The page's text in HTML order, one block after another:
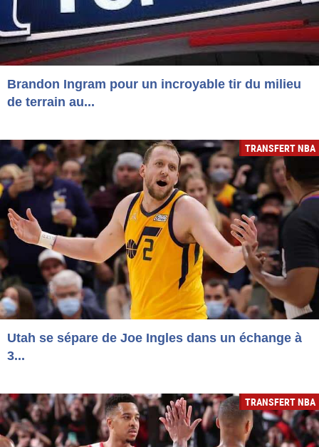
Brandon Ingram pour un incroyable tir du milieu
de terrain au...
TRANSFERT NBA
Utah se sépare de Joe Ingles dans un échange à
3...
TRANSFERT NBA